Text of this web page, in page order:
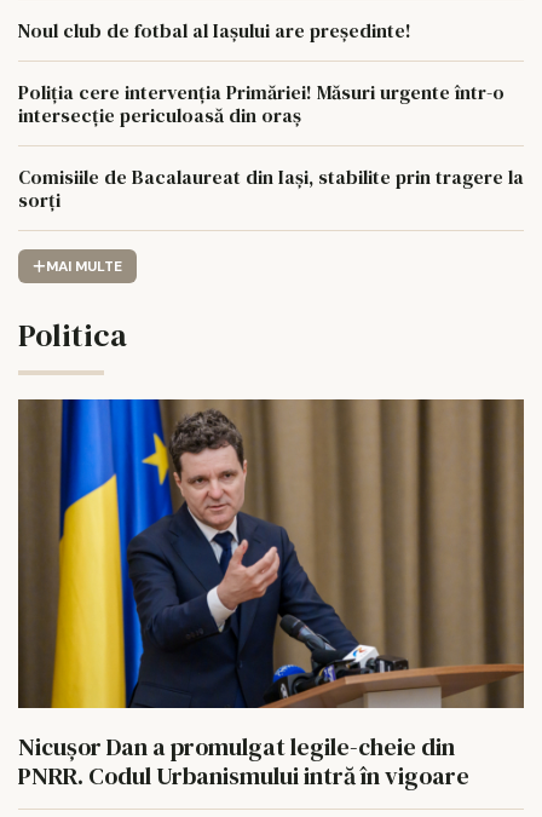
Noul club de fotbal al Iașului are președinte!
Poliția cere intervenția Primăriei! Măsuri urgente într-o
intersecție periculoasă din oraș
Comisiile de Bacalaureat din Iași, stabilite prin tragere la
sorți
MAI MULTE
Politica
Nicușor Dan a promulgat legile-cheie din
PNRR. Codul Urbanismului intră în vigoare